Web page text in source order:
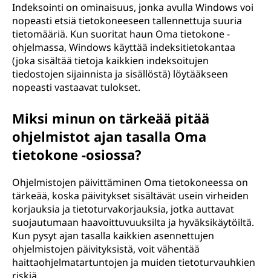
Indeksointi on ominaisuus, jonka avulla Windows voi
nopeasti etsiä tietokoneeseen tallennettuja suuria
tietomääriä. Kun suoritat haun Oma tietokone -
ohjelmassa, Windows käyttää indeksitietokantaa
(joka sisältää tietoja kaikkien indeksoitujen
tiedostojen sijainnista ja sisällöstä) löytääkseen
nopeasti vastaavat tulokset.
Miksi minun on tärkeää pitää
ohjelmistot ajan tasalla Oma
tietokone -osiossa?
Ohjelmistojen päivittäminen Oma tietokoneessa on
tärkeää, koska päivitykset sisältävät usein virheiden
korjauksia ja tietoturvakorjauksia, jotka auttavat
suojautumaan haavoittuvuuksilta ja hyväksikäytöiltä.
Kun pysyt ajan tasalla kaikkien asennettujen
ohjelmistojen päivityksistä, voit vähentää
haittaohjelmatartuntojen ja muiden tietoturvauhkien